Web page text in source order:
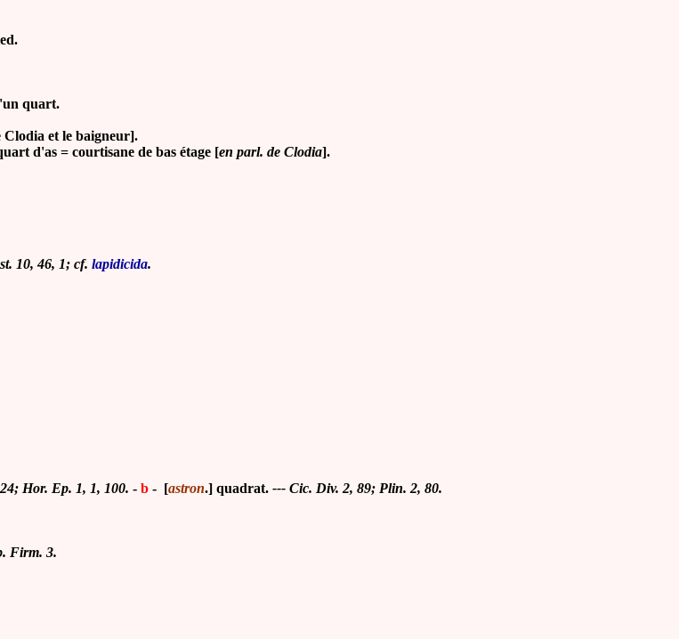
quart.
et le baigneur].
d'as = courtisane de bas étage [en parl. de Clodia].
10, 46, 1; cf. lapidicida.
Hor. Ep. 1, 1, 100. - b - [astron.] quadrat. --- Cic. Div. 2, 89; Plin. 2, 80.
Firm. 3.